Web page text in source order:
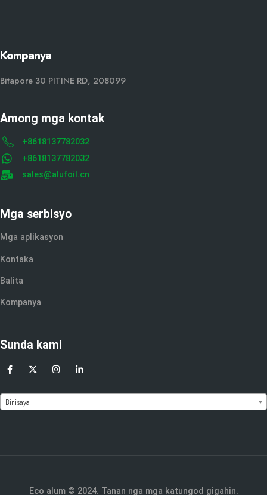
Kompanya
Bitapore 30 PITINE RD, 208099
Among mga kontak
+8618137782032
+8618137782032
sales@alufoil.cn
Mga serbisyo
Mga aplikasyon
Kontaka
Balita
Kompanya
Sunda kami
Binisaya
Eco alum © 2024. Tanan nga mga katungod gigahin.